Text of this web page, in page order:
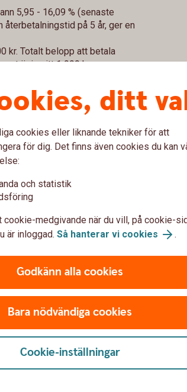
5,95 - 16,09 % (senaste
på 5 år, ger en
kr. Totalt belopp att betala
är i snitt 1 999 kronor per
i det enskilda fallet. För en
om Privatlån, ring oss
att du, på ditt lån, betalar
ränta på lånet.
du en betalningsanmärkning. Det kan
och få nya lån. För stöd, vänd
Kontaktuppgifter finns på
ditt
cookies eller liknande tekniker för att
för dig. Det finns även cookies du kan
och statistik
cookie-medgivande när du vill, på cookie-
är inloggad. Så hanterar vi cookies .
Godkänn alla cookies
Bara nödvändiga cookies
Cookie-inställningar